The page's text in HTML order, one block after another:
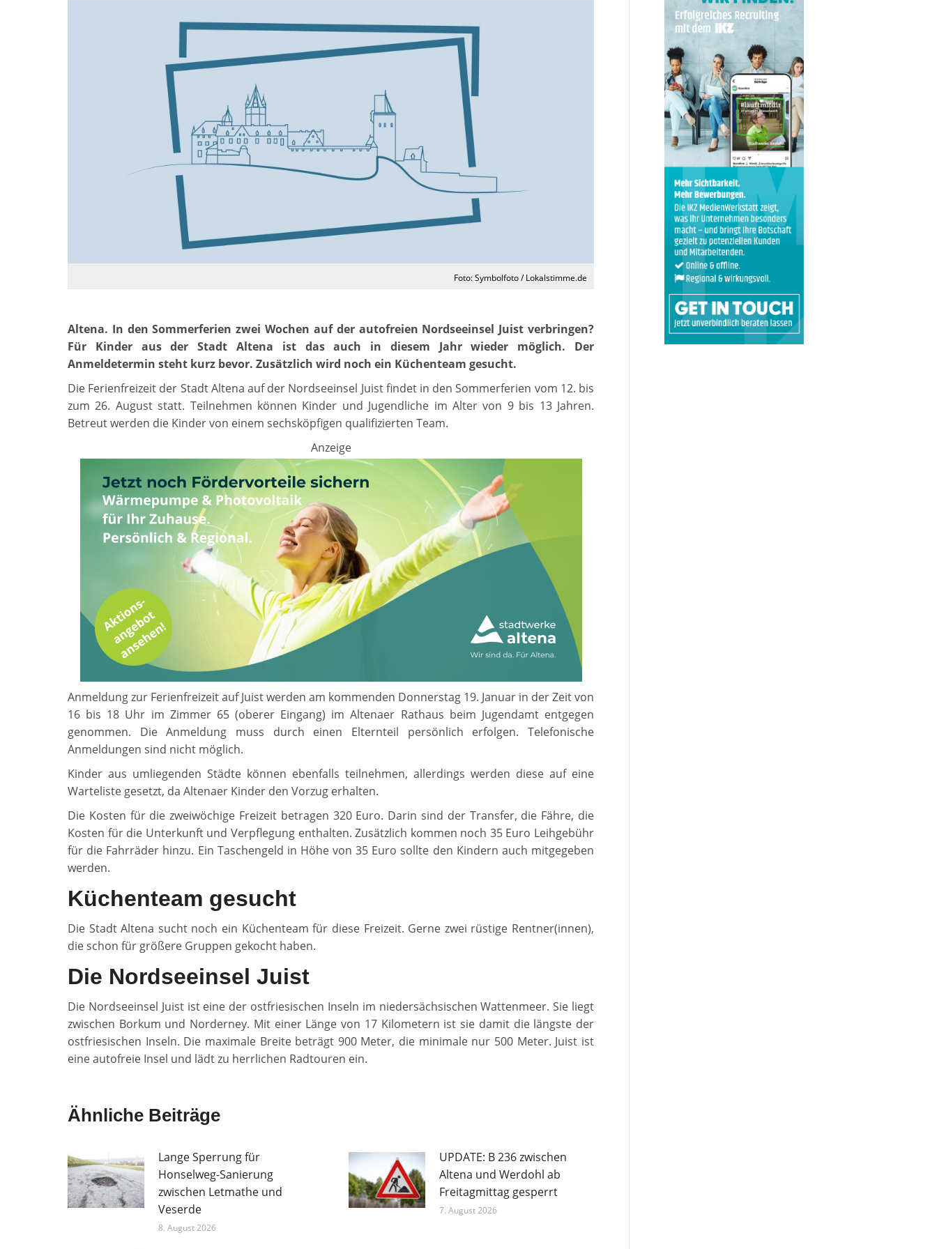
Foto: Symbolfoto / Lokalstimme.de
Altena. In den Sommerferien zwei Wochen auf der autofreien Nordseeinsel Juist verbringen?
Für Kinder aus der Stadt Altena ist das auch in diesem Jahr wieder möglich. Der
Anmeldetermin steht kurz bevor. Zusätzlich wird noch ein Küchenteam gesucht.
Die Ferienfreizeit der Stadt Altena auf der Nordseeinsel Juist findet in den Sommerferien vom 12. bis
zum 26. August statt. Teilnehmen können Kinder und Jugendliche im Alter von 9 bis 13 Jahren.
Betreut werden die Kinder von einem sechsköpfigen qualifizierten Team.
Anzeige
Anmeldung zur Ferienfreizeit auf Juist werden am kommenden Donnerstag 19. Januar in der Zeit von
16 bis 18 Uhr im Zimmer 65 (oberer Eingang) im Altenaer Rathaus beim Jugendamt entgegen
genommen. Die Anmeldung muss durch einen Elternteil persönlich erfolgen. Telefonische
Anmeldungen sind nicht möglich.
Kinder aus umliegenden Städte können ebenfalls teilnehmen, allerdings werden diese auf eine
Warteliste gesetzt, da Altenaer Kinder den Vorzug erhalten.
Die Kosten für die zweiwöchige Freizeit betragen 320 Euro. Darin sind der Transfer, die Fähre, die
Kosten für die Unterkunft und Verpflegung enthalten. Zusätzlich kommen noch 35 Euro Leihgebühr
für die Fahrräder hinzu. Ein Taschengeld in Höhe von 35 Euro sollte den Kindern auch mitgegeben
werden.
Küchenteam gesucht
Die Stadt Altena sucht noch ein Küchenteam für diese Freizeit. Gerne zwei rüstige Rentner(innen),
die schon für größere Gruppen gekocht haben.
Die Nordseeinsel Juist
Die Nordseeinsel Juist ist eine der ostfriesischen Inseln im niedersächsischen Wattenmeer. Sie liegt
zwischen Borkum und Norderney. Mit einer Länge von 17 Kilometern ist sie damit die längste der
ostfriesischen Inseln. Die maximale Breite beträgt 900 Meter, die minimale nur 500 Meter. Juist ist
eine autofreie Insel und lädt zu herrlichen Radtouren ein.
Ähnliche Beiträge
Lange Sperrung für
Honselweg-Sanierung
zwischen Letmathe und
Veserde
8. August 2026
UPDATE: B 236 zwischen
Altena und Werdohl ab
Freitagmittag gesperrt
7. August 2026